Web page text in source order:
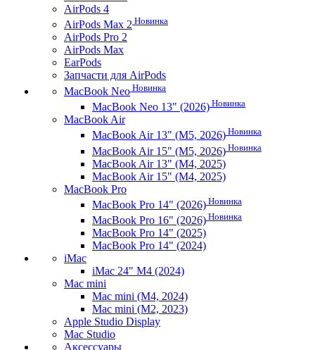
AirPods 4
AirPods Max 2 Новинка
AirPods Pro 2
AirPods Max
EarPods
Запчасти для AirPods
MacBook Neo Новинка
MacBook Neo 13" (2026) Новинка
MacBook Air
MacBook Air 13" (M5, 2026) Новинка
MacBook Air 15" (M5, 2026) Новинка
MacBook Air 13" (M4, 2025)
MacBook Air 15" (M4, 2025)
MacBook Pro
MacBook Pro 14" (2026) Новинка
MacBook Pro 16" (2026) Новинка
MacBook Pro 14" (2025)
MacBook Pro 14" (2024)
iMac
iMac 24" M4 (2024)
Mac mini
Mac mini (M4, 2024)
Mac mini (M2, 2023)
Apple Studio Display
Mac Studio
Аксессуары